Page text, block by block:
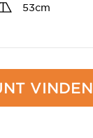
53cm
VINDEN